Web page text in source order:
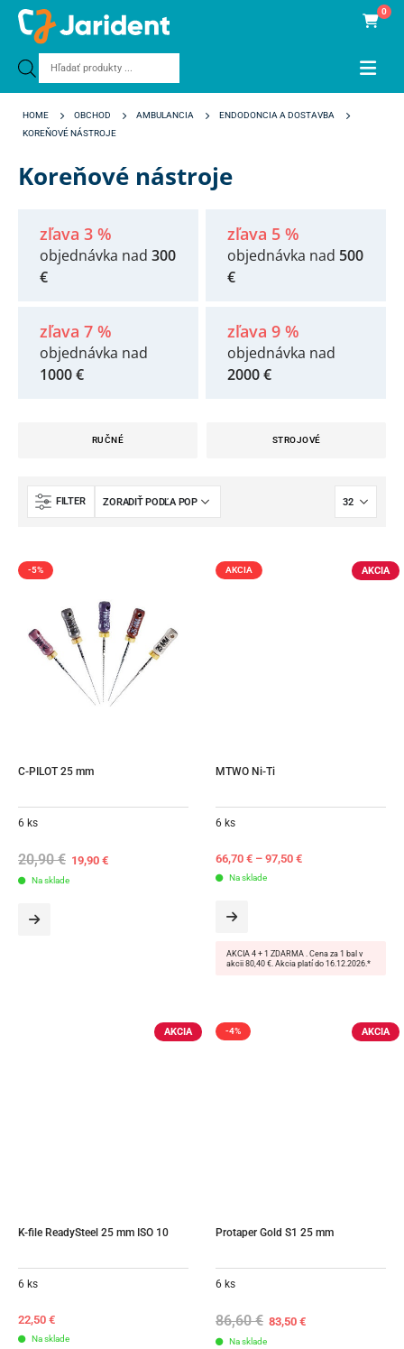
Products
0
HOME OBCHOD AMBULANCIA
ENDODONCIA A DOSTAVBA
KOREŇOVÉ NÁSTROJE
Koreňové nástroje
zľava 3 %
objednávka nad 300
€
zľava 5 %
objednávka nad 500
€
zľava 7 %
objednávka nad
1000 €
zľava 9 %
objednávka nad
2000 €
RUČNÉ STROJOVÉ
FILTER
-5%
C-PILOT 25 mm
6 ks
20,90€ Original
price
19,90€Current
Na sklade
AKCIA
AKCIA
MTWO Ni-Ti
6 ks
66,70 € – 97,50 €
Na sklade
AKCIA 4 + 1 ZDARMA . Cena za 1 bal v
akcii 80,40 €. Akcia platí do 16.12.2026.*
AKCIA
K-file ReadySteel 25 mm ISO 10
6 ks
22,50 €
Na sklade
AKCIA
-4%
Protaper Gold S1 25 mm
6 ks
86,60€ Original
price
83,50€Current
Na sklade